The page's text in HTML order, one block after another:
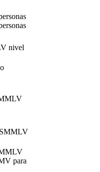
nivel
para